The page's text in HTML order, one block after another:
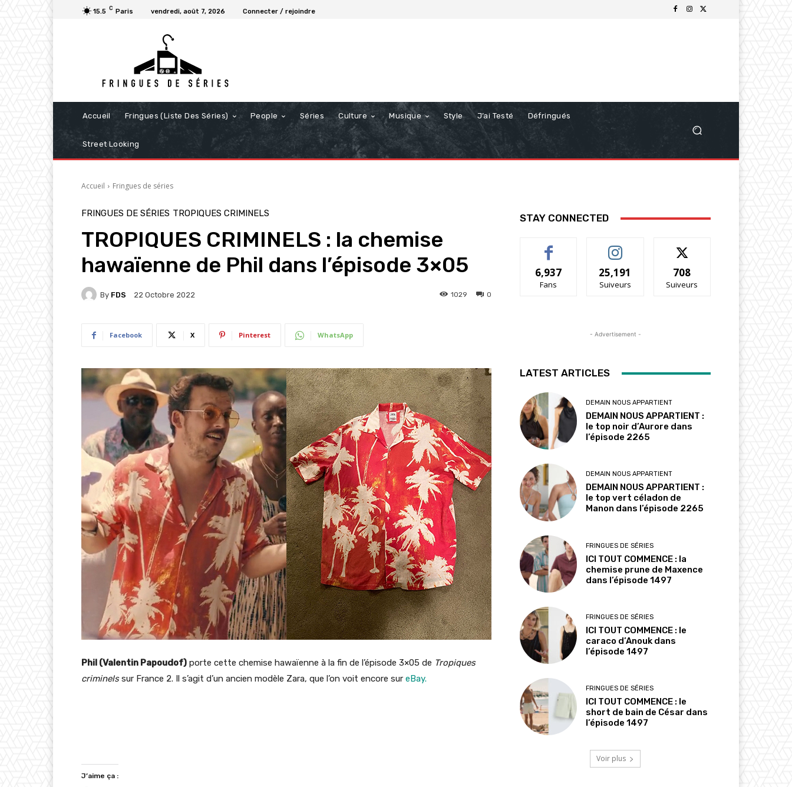
15.5 C Paris vendredi, août 7, 2026 Connecter / rejoindre
Accueil Fringues (Liste Des Séries) People Séries Culture Musique Style J’ai Testé Défringués
Street Looking
Accueil Fringues de séries
FRINGUES DE SÉRIES TROPIQUES CRIMINELS
TROPIQUES CRIMINELS : la chemise
hawaïenne de Phil dans l’épisode 3×05
By FDS 22 Octobre 2022 0
1029
Facebook X Pinterest WhatsApp
Phil (Valentin Papoudof) porte cette chemise hawaïenne à la fin de l’épisode 3×05 de Tropiques
criminelssur France 2. Il s’agit d’un ancien modèle Zara, que l’on voit encore sur eBay.
J’aime ça :
STAY CONNECTED
6,937
Fans
25,191
Suiveurs
708
Suiveurs
- Advertisement -
LATEST ARTICLES
DEMAIN NOUS APPARTIENT
DEMAIN NOUS APPARTIENT :
le top noir d’Aurore dans
l’épisode 2265
DEMAIN NOUS APPARTIENT
DEMAIN NOUS APPARTIENT :
le top vert céladon de
Manon dans l’épisode 2265
FRINGUES DE SÉRIES
ICI TOUT COMMENCE : la
chemise prune de Maxence
dans l’épisode 1497
FRINGUES DE SÉRIES
ICI TOUT COMMENCE : le
caraco d’Anouk dans
l’épisode 1497
FRINGUES DE SÉRIES
ICI TOUT COMMENCE : le
short de bain de César dans
l’épisode 1497
Voir plus